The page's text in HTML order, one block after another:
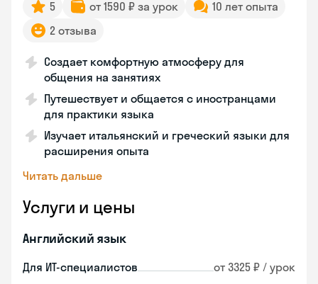
5 от 1590 ₽ за урок
10 лет опыта
2 отзыва
Создает комфортную атмосферу для
общения на занятиях
Путешествует и общается с иностранцами
для практики языка
Изучает итальянский и греческий языки для
расширения опыта
Читать дальше
Услуги и цены
Английский язык
Для ИТ-специалистов от 3325 ₽ / урок